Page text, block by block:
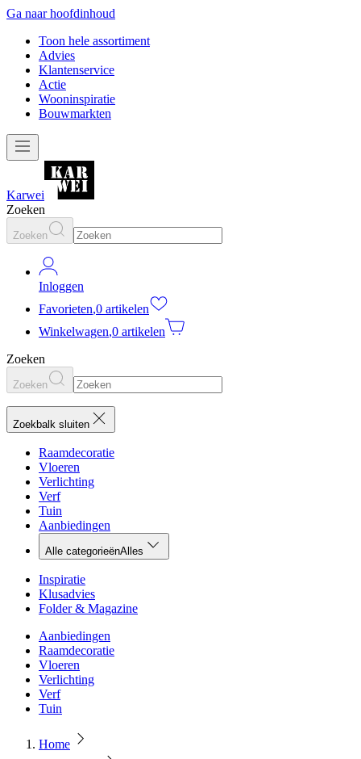
Ga naar hoofdinhoud
Toon hele assortiment
Advies
Klantenservice
Actie
Wooninspiratie
Bouwmarkten
Karwei
Zoeken
Zoeken
Inloggen
Favorieten,0 artikelen
Winkelwagen,0 artikelen
Zoeken
Zoeken
Zoekbalk sluiten
Raamdecoratie
Vloeren
Verlichting
Verf
Tuin
Aanbiedingen
Alle categorieënAlles
Inspiratie
Klusadvies
Folder & Magazine
Aanbiedingen
Raamdecoratie
Vloeren
Verlichting
Verf
Tuin
Home